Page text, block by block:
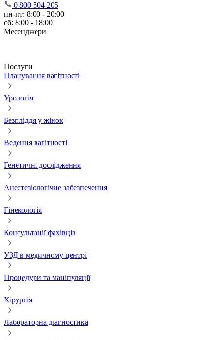
0 800 504 205
пн-пт: 8:00 - 20:00
сб: 8:00 - 18:00
Месенджери
Послуги
Планування вагітності
Урологія
Безпліддя у жінок
Ведення вагітності
Генетичні дослідження
Анестезіологічне забезпечення
Гінекологія
Консультації фахівців
УЗД в медичному центрі
Процедури та маніпуляції
Хірургія
Лабораторна діагностика